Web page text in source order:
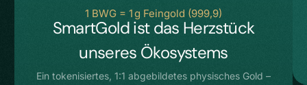
1 BWG = 1 g Feingold (999,9)
SmartGold ist das Herzstück
unseres Ökosystems
Ein tokenisiertes, 1:1 abgebildetes physisches Gold –